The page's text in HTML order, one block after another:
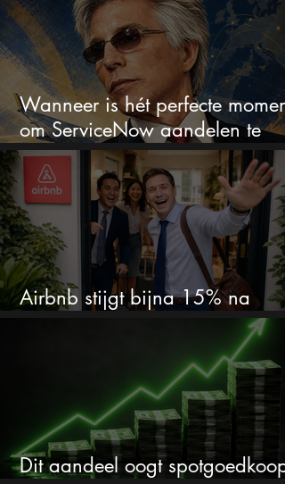
Wanneer is hét perfecte moment
om ServiceNow aandelen te
kopen?
Airbnb stijgt bijna 15% na
cijfers: vooral dit AI-cijfer valt op
Dit aandeel oogt spotgoedkoop